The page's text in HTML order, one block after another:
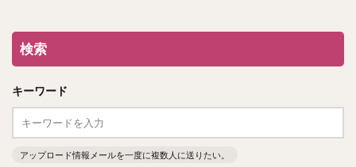
検索
キーワード
アップロード情報メールを一度に複数人に送りたい。